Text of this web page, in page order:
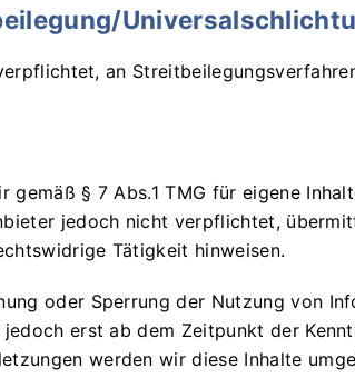
an
gemäß § 7 Abs.1 TMG für eigene
jedoch nicht verpflichtet,
Tätigkeit hinweisen.
oder Sperrung der Nutzung von
erst ab dem Zeitpunkt der
werden wir diese Inhalte